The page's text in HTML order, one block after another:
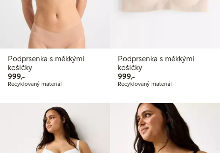
Podprsenka s měkkými
košíčky
999,-999,00 Kč
Recyklovaný materiál
Podprsenka s měkkými
košíčky
999,-999,00 Kč
Recyklovaný materiál